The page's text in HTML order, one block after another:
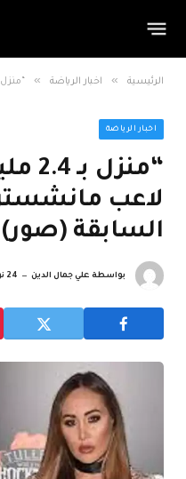
الرئيسية » اخبار الرياضة » “منزل بـ 2.4 مليون”.. خلاف بين لاعب مانشستر سيتي
اخبار الرياضة
لاعب
السابقة (صور)
بواسطة علي جمال الدين 24 نوفمبر، 2024